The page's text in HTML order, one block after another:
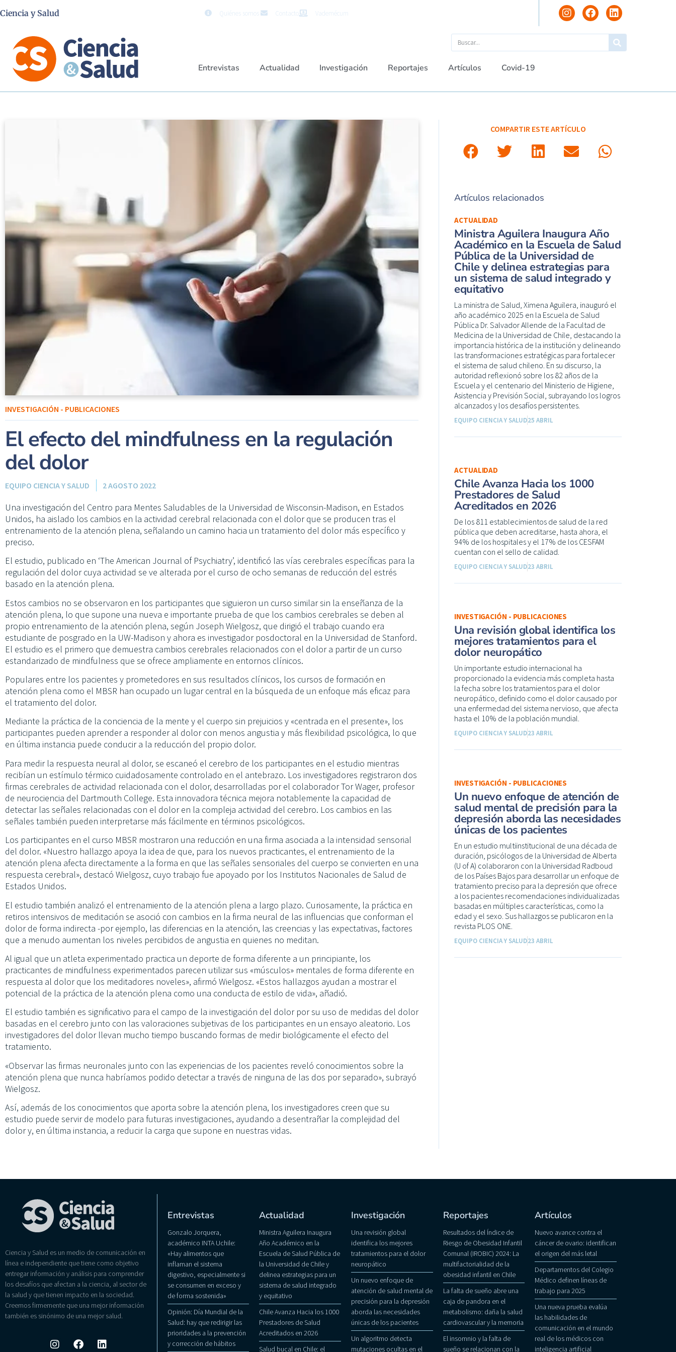
Ciencia y Salud Quiénes somos Contacto Vademécum
Entrevistas Actualidad Investigación Reportajes Artículos Covid-19
INVESTIGACIÓN - PUBLICACIONES
El efecto del mindfulness en la regulación
del dolor
EQUIPO CIENCIA Y SALUD 2 AGOSTO 2022
Una investigación del Centro para Mentes Saludables de la Universidad de Wisconsin-Madison, en Estados
Unidos, ha aislado los cambios en la actividad cerebral relacionada con el dolor que se producen tras el
entrenamiento de la atención plena, señalando un camino hacia un tratamiento del dolor más específico y
preciso.
El estudio, publicado en ‘The American Journal of Psychiatry’, identificó las vías cerebrales específicas para la
regulación del dolor cuya actividad se ve alterada por el curso de ocho semanas de reducción del estrés
basado en la atención plena.
Estos cambios no se observaron en los participantes que siguieron un curso similar sin la enseñanza de la
atención plena, lo que supone una nueva e importante prueba de que los cambios cerebrales se deben al
propio entrenamiento de la atención plena, según Joseph Wielgosz, que dirigió el trabajo cuando era
estudiante de posgrado en la UW-Madison y ahora es investigador posdoctoral en la Universidad de Stanford.
El estudio es el primero que demuestra cambios cerebrales relacionados con el dolor a partir de un curso
estandarizado de mindfulness que se ofrece ampliamente en entornos clínicos.
Populares entre los pacientes y prometedores en sus resultados clínicos, los cursos de formación en
atención plena como el MBSR han ocupado un lugar central en la búsqueda de un enfoque más eficaz para
el tratamiento del dolor.
Mediante la práctica de la conciencia de la mente y el cuerpo sin prejuicios y «centrada en el presente», los
participantes pueden aprender a responder al dolor con menos angustia y más flexibilidad psicológica, lo que
en última instancia puede conducir a la reducción del propio dolor.
Para medir la respuesta neural al dolor, se escaneó el cerebro de los participantes en el estudio mientras
recibían un estímulo térmico cuidadosamente controlado en el antebrazo. Los investigadores registraron dos
firmas cerebrales de actividad relacionada con el dolor, desarrolladas por el colaborador Tor Wager, profesor
de neurociencia del Dartmouth College. Esta innovadora técnica mejora notablemente la capacidad de
detectar las señales relacionadas con el dolor en la compleja actividad del cerebro. Los cambios en las
señales también pueden interpretarse más fácilmente en términos psicológicos.
Los participantes en el curso MBSR mostraron una reducción en una firma asociada a la intensidad sensorial
del dolor. «Nuestro hallazgo apoya la idea de que, para los nuevos practicantes, el entrenamiento de la
atención plena afecta directamente a la forma en que las señales sensoriales del cuerpo se convierten en una
respuesta cerebral», destacó Wielgosz, cuyo trabajo fue apoyado por los Institutos Nacionales de Salud de
Estados Unidos.
El estudio también analizó el entrenamiento de la atención plena a largo plazo. Curiosamente, la práctica en
retiros intensivos de meditación se asoció con cambios en la firma neural de las influencias que conforman el
dolor de forma indirecta -por ejemplo, las diferencias en la atención, las creencias y las expectativas, factores
que a menudo aumentan los niveles percibidos de angustia en quienes no meditan.
Al igual que un atleta experimentado practica un deporte de forma diferente a un principiante, los
practicantes de mindfulness experimentados parecen utilizar sus «músculos» mentales de forma diferente en
respuesta al dolor que los meditadores noveles», afirmó Wielgosz. «Estos hallazgos ayudan a mostrar el
potencial de la práctica de la atención plena como una conducta de estilo de vida», añadió.
El estudio también es significativo para el campo de la investigación del dolor por su uso de medidas del dolor
basadas en el cerebro junto con las valoraciones subjetivas de los participantes en un ensayo aleatorio. Los
investigadores del dolor llevan mucho tiempo buscando formas de medir biológicamente el efecto del
tratamiento.
«Observar las firmas neuronales junto con las experiencias de los pacientes reveló conocimientos sobre la
atención plena que nunca habríamos podido detectar a través de ninguna de las dos por separado», subrayó
Wielgosz.
Así, además de los conocimientos que aporta sobre la atención plena, los investigadores creen que su
estudio puede servir de modelo para futuras investigaciones, ayudando a desentrañar la complejidad del
dolor y, en última instancia, a reducir la carga que supone en nuestras vidas.
COMPARTIR ESTE ARTÍCULO
Artículos relacionados
ACTUALIDAD
Ministra Aguilera Inaugura Año
Académico en la Escuela de Salud
Pública de la Universidad de
Chile y delinea estrategias para
un sistema de salud integrado y
equitativo
La ministra de Salud, Ximena Aguilera, inauguró el
año académico 2025 en la Escuela de Salud
Pública Dr. Salvador Allende de la Facultad de
Medicina de la Universidad de Chile, destacando la
importancia histórica de la institución y delineando
las transformaciones estratégicas para fortalecer
el sistema de salud chileno. En su discurso, la
autoridad reflexionó sobre los 82 años de la
Escuela y el centenario del Ministerio de Higiene,
Asistencia y Previsión Social, subrayando los logros
alcanzados y los desafíos persistentes.
EQUIPO CIENCIA Y SALUD25 ABRIL
ACTUALIDAD
Chile Avanza Hacia los 1000
Prestadores de Salud
Acreditados en 2026
De los 811 establecimientos de salud de la red
pública que deben acreditarse, hasta ahora, el
94% de los hospitales y el 17% de los CESFAM
cuentan con el sello de calidad.
EQUIPO CIENCIA Y SALUD23 ABRIL
INVESTIGACIÓN - PUBLICACIONES
Una revisión global identifica los
mejores tratamientos para el
dolor neuropático
Un importante estudio internacional ha
proporcionado la evidencia más completa hasta
la fecha sobre los tratamientos para el dolor
neuropático, definido como el dolor causado por
una enfermedad del sistema nervioso, que afecta
hasta el 10% de la población mundial.
EQUIPO CIENCIA Y SALUD23 ABRIL
INVESTIGACIÓN - PUBLICACIONES
Un nuevo enfoque de atención de
salud mental de precisión para la
depresión aborda las necesidades
únicas de los pacientes
En un estudio multiinstitucional de una década de
duración, psicólogos de la Universidad de Alberta
(U of A) colaboraron con la Universidad Radboud
de los Países Bajos para desarrollar un enfoque de
tratamiento preciso para la depresión que ofrece
a los pacientes recomendaciones individualizadas
basadas en múltiples características, como la
edad y el sexo. Sus hallazgos se publicaron en la
revista PLOS ONE.
EQUIPO CIENCIA Y SALUD23 ABRIL
Ciencia y Salud es un medio de comunicación en
línea e independiente que tiene como objetivo
entregar información y análisis para comprender
los desafíos que afectan a la ciencia, al sector de
la salud y que tienen impacto en la sociedad.
Creemos firmemente que una mejor información
también es sinónimo de una mejor salud.
Entrevistas
Gonzalo Jorquera,
académico INTA Uchile:
«Hay alimentos que
inflaman el sistema
digestivo, especialmente si
se consumen en exceso y
de forma sostenida»
Opinión: Día Mundial de la
Salud: hay que redirigir las
prioridades a la prevención
y corrección de hábitos
Actualidad
Ministra Aguilera Inaugura
Año Académico en la
Escuela de Salud Pública de
la Universidad de Chile y
delinea estrategias para un
sistema de salud integrado
y equitativo
Chile Avanza Hacia los 1000
Prestadores de Salud
Acreditados en 2026
Salud bucal en Chile: el
Investigación
Una revisión global
identifica los mejores
tratamientos para el dolor
neuropático
Un nuevo enfoque de
atención de salud mental de
precisión para la depresión
aborda las necesidades
únicas de los pacientes
Un algoritmo detecta
mutaciones ocultas en el
Reportajes
Resultados del Índice de
Riesgo de Obesidad Infantil
Comunal (IROBIC) 2024: La
multifactorialidad de la
obesidad infantil en Chile
La falta de sueño abre una
caja de pandora en el
metabolismo: daña la salud
cardiovascular y la memoria
El insomnio y la falta de
sueño se relacionan con la
Artículos
Nuevo avance contra el
cáncer de ovario: identifican
el origen del más letal
Departamentos del Colegio
Médico definen líneas de
trabajo para 2025
Una nueva prueba evalúa
las habilidades de
comunicación en el mundo
real de los médicos con
inteligencia artificial